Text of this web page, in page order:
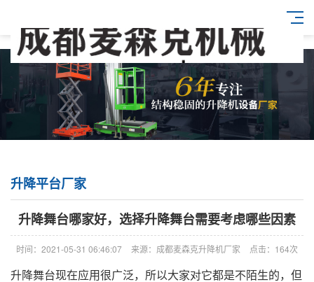
升降平台厂家
升降舞台哪家好，选择升降舞台需要考虑哪些因素
时间：2021-05-31 06:46:07 来源：成都麦森克升降机厂家 点击：164次
升降舞台现在应用很广泛，所以大家对它都是不陌生的，但